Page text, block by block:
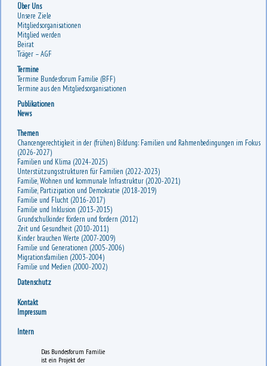
Über Uns
Unsere Ziele
Mitgliedsorganisationen
Mitglied werden
Beirat
Träger – AGF
Termine
Termine Bundesforum Familie (BFF)
Termine aus den Mitgliedsorganisationen
Publikationen
News
Themen
Chancengerechtigkeit in der (frühen) Bildung: Familien und Rahmenbedingungen im Fokus
(2026-2027)
Familien und Klima (2024-2025)
Unterstützungsstrukturen für Familien (2022-2023)
Familie, Wohnen und kommunale Infrastruktur (2020-2021)
Familie, Partizipation und Demokratie (2018-2019)
Familie und Flucht (2016-2017)
Familie und Inklusion (2013-2015)
Grundschulkinder fördern und fordern (2012)
Zeit und Gesundheit (2010-2011)
Kinder brauchen Werte (2007-2009)
Familie und Generationen (2005-2006)
Migrationsfamilien (2003-2004)
Familie und Medien (2000-2002)
Datenschutz
Kontakt
Impressum
Intern
Das Bundesforum Familie
ist ein Projekt der